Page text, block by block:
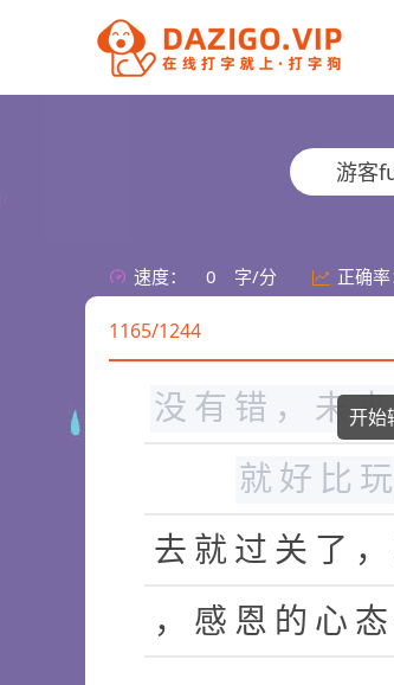
游客
速度： 0 字/分 正确率
开始
1165/1244
的生活。看
前最黑
在
困 难面 前或
对你
没 有 错 ， 未 来
就 好 比 玩
去 就 过 关 了 ，
，
感 恩 的 心 态